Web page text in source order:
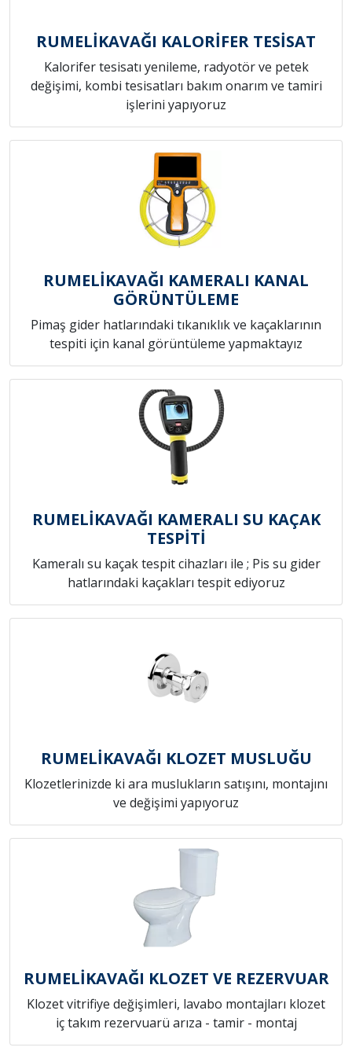
RUMELİKAVAĞI KALORİFER TESİSAT
Kalorifer tesisatı yenileme, radyotör ve petek
değişimi, kombi tesisatları bakım onarım ve tamiri
işlerini yapıyoruz
RUMELİKAVAĞI KAMERALI KANAL
GÖRÜNTÜLEME
Pimaş gider hatlarındaki tıkanıklık ve kaçaklarının
tespiti için kanal görüntüleme yapmaktayız
RUMELİKAVAĞI KAMERALI SU KAÇAK
TESPİTİ
Kameralı su kaçak tespit cihazları ile ; Pis su gider
hatlarındaki kaçakları tespit ediyoruz
RUMELİKAVAĞI KLOZET MUSLUĞU
Klozetlerinizde ki ara muslukların satışını, montajını
ve değişimi yapıyoruz
RUMELİKAVAĞI KLOZET VE REZERVUAR
Klozet vitrifiye değişimleri, lavabo montajları klozet
iç takım rezervuarü arıza - tamir - montaj